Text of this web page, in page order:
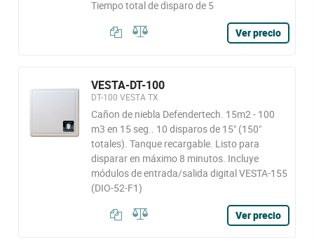
Tiempo total de disparo de 5
Ver precio
VESTA-DT-100
DT-100 VESTA TX
Cañon de niebla Defendertech. 15m2 - 100
m3 en 15 seg.. 10 disparos de 15" (150"
totales). Tanque recargable. Listo para
disparar en máximo 8 minutos. Incluye
módulos de entrada/salida digital VESTA-155
(DIO-52-F1)
Ver precio